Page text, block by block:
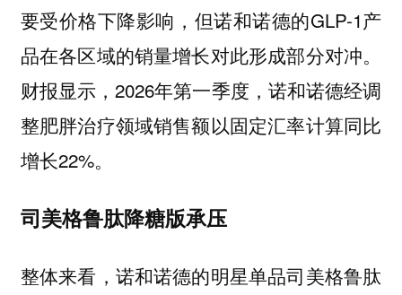
要受价格下降影响，但诺和诺德的GLP-1产
品在各区域的销量增长对此形成部分对冲。
财报显示，2026年第一季度，诺和诺德经调
整肥胖治疗领域销售额以固定汇率计算同比
增长22%。
司美格鲁肽降糖版承压
整体来看，诺和诺德的明星单品司美格鲁肽